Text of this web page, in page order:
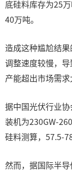
底硅料库存为25
40万吨。
造成这种尴尬结
调整速度较慢，
产能超出市场需求
据中国光伏行业
装机为230GW-
硅料测算，57.5-
然而，据国际半